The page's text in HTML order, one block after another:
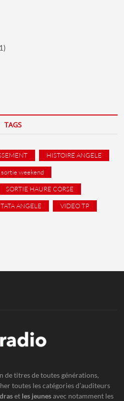
TAGS
HISTOIRE ANGELE
sortie weekend
SORTIE HAURE CORSE
TATA ANGELE VIDEO TP
de titres de toutes générations,
toutes les catégories d’auditeurs
et les jeunesavec notamment les